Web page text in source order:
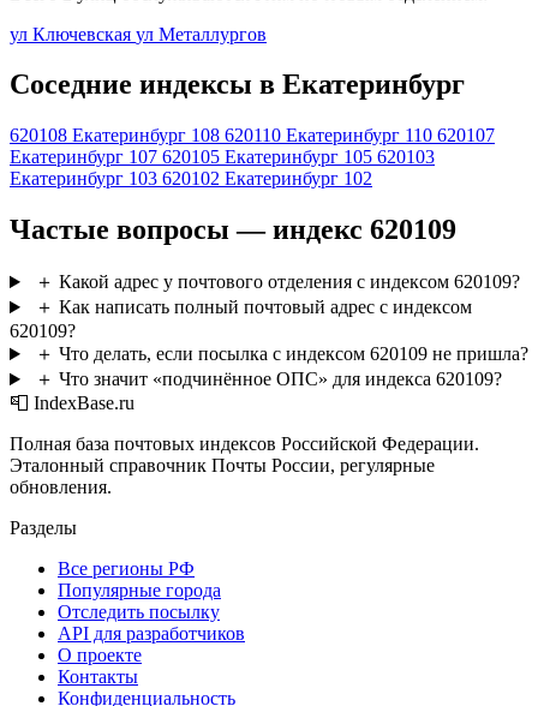
ул Ключевская ул Металлургов
Соседние индексы в Екатеринбург
620108 Екатеринбург 108 620110 Екатеринбург 110 620107
Екатеринбург 107 620105 Екатеринбург 105 620103
Екатеринбург 103 620102 Екатеринбург 102
Частые вопросы — индекс 620109
＋ Какой адрес у почтового отделения с индексом 620109?
＋ Как написать полный почтовый адрес с индексом
620109?
＋ Что делать, если посылка с индексом 620109 не пришла?
＋ Что значит «подчинённое ОПС» для индекса 620109?
📮 IndexBase.ru
Полная база почтовых индексов Российской Федерации.
Эталонный справочник Почты России, регулярные
обновления.
Разделы
Все регионы РФ
Популярные города
Отследить посылку
API для разработчиков
О проекте
Контакты
Конфиденциальность